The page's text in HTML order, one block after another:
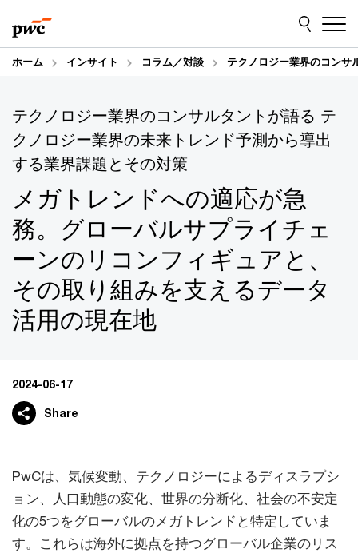
to
content
to
footer
ホーム インサイト コラム／対談 テクノロジー業界のコンサ
テクノロジー業界のコンサルタントが語る テ
クノロジー業界の未来トレンド予測から導出
する業界課題とその対策
メガトレンドへの適応が急
務。グローバルサプライチェ
ーンのリコンフィギュアと、
その取り組みを支えるデータ
活用の現在地
2024-06-17
Share
PwCは、気候変動、テクノロジーによるディスラプシ
ョン、人口動態の変化、世界の分断化、社会の不安定
化の5つをグローバルのメガトレンドと特定していま
す。これらは海外に拠点を持つグローバル企業のリス